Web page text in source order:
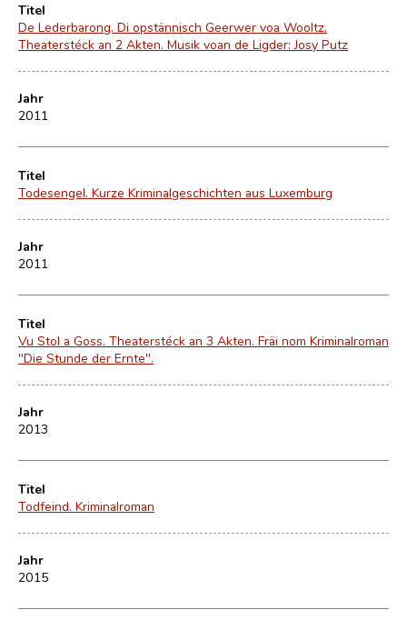
Titel
De Lederbarong. Di opstännisch Geerwer voa Wooltz.
Theaterstéck an 2 Akten. Musik voan de Ligder: Josy Putz
Jahr
2011
Titel
Todesengel. Kurze Kriminalgeschichten aus Luxemburg
Jahr
2011
Titel
Vu Stol a Goss. Theaterstéck an 3 Akten. Fräi nom Kriminalroman
"Die Stunde der Ernte".
Jahr
2013
Titel
Todfeind. Kriminalroman
Jahr
2015